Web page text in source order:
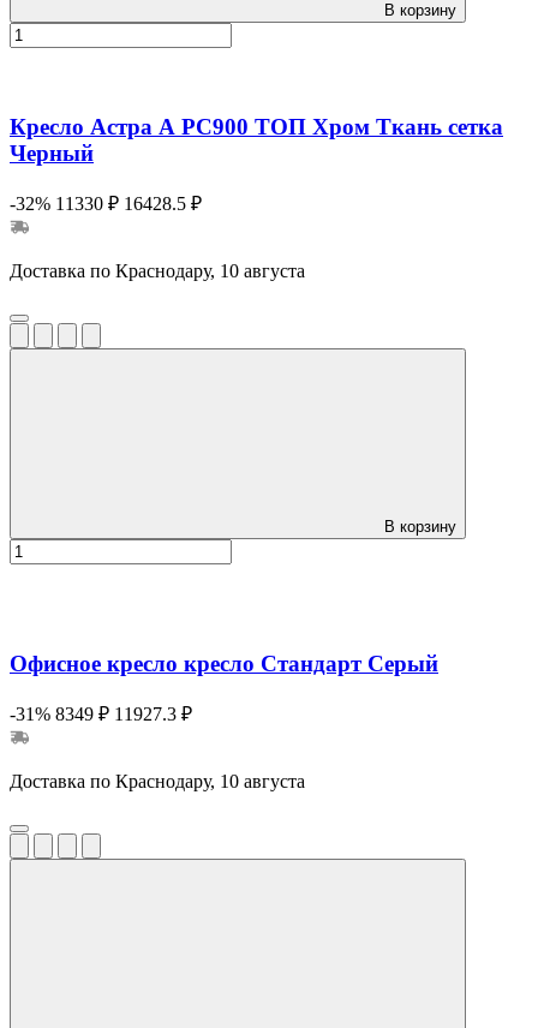
В корзину
Кресло Астра А РС900 ТОП Хром Ткань сетка
Черный
-32% 11330 ₽ 16428.5 ₽
Доставка по Краснодару, 10 августа
В корзину
Офисное кресло кресло Стандарт Серый
-31% 8349 ₽ 11927.3 ₽
Доставка по Краснодару, 10 августа